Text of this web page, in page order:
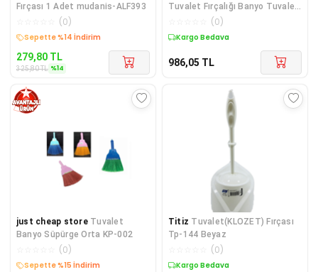
Fırçası 1 Adet mudanis-ALF393
(0)
Sepette %14 İndirim
279,80 TL
325,80TL %14
Tuvalet Fırçalığı Banyo Tuvalet
Fırçası Wc Fırçası - Antra
(0)
Kargo Bedava
986,05 TL
just cheap store Tuvalet
Banyo Süpürge Orta KP-002
(0)
Sepette %15 İndirim
Titiz Tuvalet(KLOZET) Fırçası
Tp-144 Beyaz
(0)
Kargo Bedava